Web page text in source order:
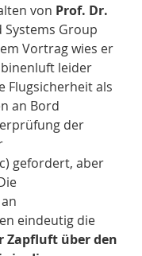
von Prof. Dr.
Systems Group
Vortrag wies er
leider
Flugsicherheit als
an Bord
der
gefordert, aber
eindeutig die
Zapfluft über den